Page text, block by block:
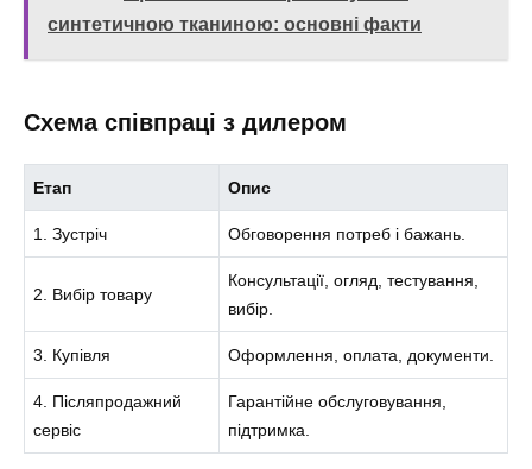
синтетичною тканиною: основні факти
Схема співпраці з дилером
Етап Опис
1. Зустріч Обговорення потреб і бажань.
2. Вибір товару
Консультації, огляд, тестування,
вибір.
3. Купівля Оформлення, оплата, документи.
4. Післяпродажний
сервіс
Гарантійне обслуговування,
підтримка.